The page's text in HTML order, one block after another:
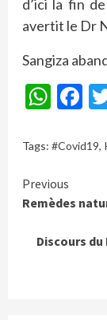
d’ici la fin
avertit le Dr
Sangiza
Tags: #Covid19,
Continue
Reading
Previous
Remèdes
Discours